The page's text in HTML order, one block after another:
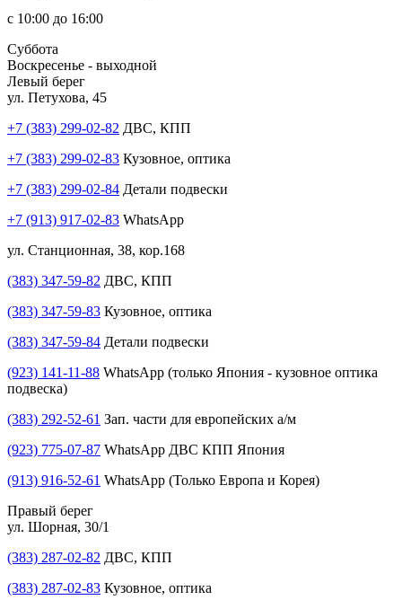
с 10:00 до 16:00
Суббота
Воскресенье - выходной
Левый берег
ул. Петухова, 45
+7 (383) 299-02-82 ДВС, КПП
+7 (383) 299-02-83 Кузовное, оптика
+7 (383) 299-02-84 Детали подвески
+7 (913) 917-02-83 WhatsApp
ул. Станционная, 38, кор.168
(383) 347-59-82 ДВС, КПП
(383) 347-59-83 Кузовное, оптика
(383) 347-59-84 Детали подвески
(923) 141-11-88 WhatsApp (только Япония - кузовное оптика
подвеска)
(383) 292-52-61 Зап. части для европейских а/м
(923) 775-07-87 WhatsApp ДВС КПП Япония
(913) 916-52-61 WhatsApp (Только Европа и Корея)
Правый берег
ул. Шорная, 30/1
(383) 287-02-82 ДВС, КПП
(383) 287-02-83 Кузовное, оптика